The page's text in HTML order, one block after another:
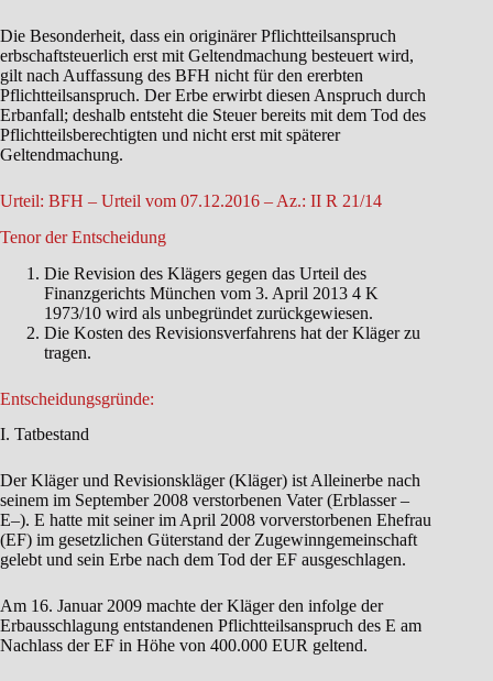
Die Besonderheit, dass ein originärer Pflichtteilsanspruch
erbschaftsteuerlich erst mit Geltendmachung besteuert wird,
gilt nach Auffassung des BFH nicht für den ererbten
Pflichtteilsanspruch. Der Erbe erwirbt diesen Anspruch durch
Erbanfall; deshalb entsteht die Steuer bereits mit dem Tod des
Pflichtteilsberechtigten und nicht erst mit späterer
Geltendmachung.
Urteil: BFH – Urteil vom 07.12.2016 – Az.: II R 21/14
Tenor der Entscheidung
Die Revision des Klägers gegen das Urteil des
Finanzgerichts München vom 3. April 2013 4 K
1973/10 wird als unbegründet zurückgewiesen.
Die Kosten des Revisionsverfahrens hat der Kläger zu
tragen.
Entscheidungsgründe:
I. Tatbestand
Der Kläger und Revisionskläger (Kläger) ist Alleinerbe nach
seinem im September 2008 verstorbenen Vater (Erblasser –
E–). E hatte mit seiner im April 2008 vorverstorbenen Ehefrau
(EF) im gesetzlichen Güterstand der Zugewinngemeinschaft
gelebt und sein Erbe nach dem Tod der EF ausgeschlagen.
Am 16. Januar 2009 machte der Kläger den infolge der
Erbausschlagung entstandenen Pflichtteilsanspruch des E am
Nachlass der EF in Höhe von 400.000 EUR geltend.